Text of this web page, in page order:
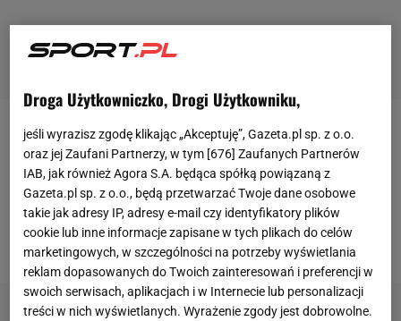
Gmina Wrocław i Grzegorz Ślak już od pewnego
czasu dyskutują natemat sprzedaży klubu i
wszystko szło w dobrym kierunku, dopóki
biznesmen nie przedstawił swoich trzech warunków
dotyczących transakcji.
Droga Użytkowniczko, Drogi Użytkowniku,
jeśli wyrazisz zgodę klikając „Akceptuję”, Gazeta.pl sp. z o.o.
oraz jej Zaufani Partnerzy, w tym [676] Zaufanych Partnerów
IAB, jak również Agora S.A. będąca spółką powiązaną z
Gazeta.pl sp. z o.o., będą przetwarzać Twoje dane osobowe
takie jak adresy IP, adresy e-mail czy identyfikatory plików
cookie lub inne informacje zapisane w tych plikach do celów
marketingowych, w szczególności na potrzeby wyświetlania
reklam dopasowanych do Twoich zainteresowań i preferencji w
swoich serwisach, aplikacjach i w Internecie lub personalizacji
treści w nich wyświetlanych. Wyrażenie zgody jest dobrowolne.